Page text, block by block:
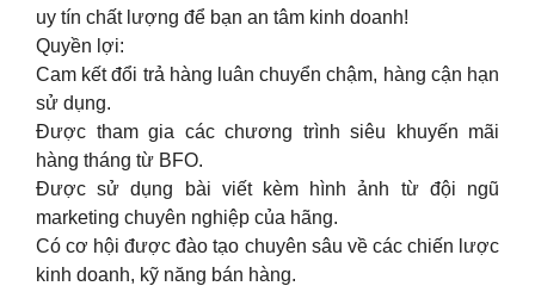
uy tín chất lượng để bạn an tâm kinh doanh!
Quyền lợi:
Cam kết đổi trả hàng luân chuyển chậm, hàng cận hạn
sử dụng.
Được tham gia các chương trình siêu khuyến mãi
hàng tháng từ BFO.
Được sử dụng bài viết kèm hình ảnh từ đội ngũ
marketing chuyên nghiệp của hãng.
Có cơ hội được đào tạo chuyên sâu về các chiến lược
kinh doanh, kỹ năng bán hàng.